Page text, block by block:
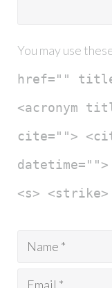
You may use
href=""
<acronym
cite="">
<s> <strike>